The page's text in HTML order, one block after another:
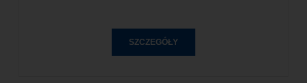
SZCZEGÓŁY